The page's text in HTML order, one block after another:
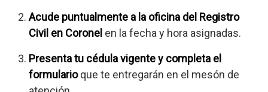
Acude puntualmente a la oficina del Registro
Civil en Coronel en la fecha y hora asignadas.
Presenta tu cédula vigente y completa el
formularioque te entregarán en el mesón de